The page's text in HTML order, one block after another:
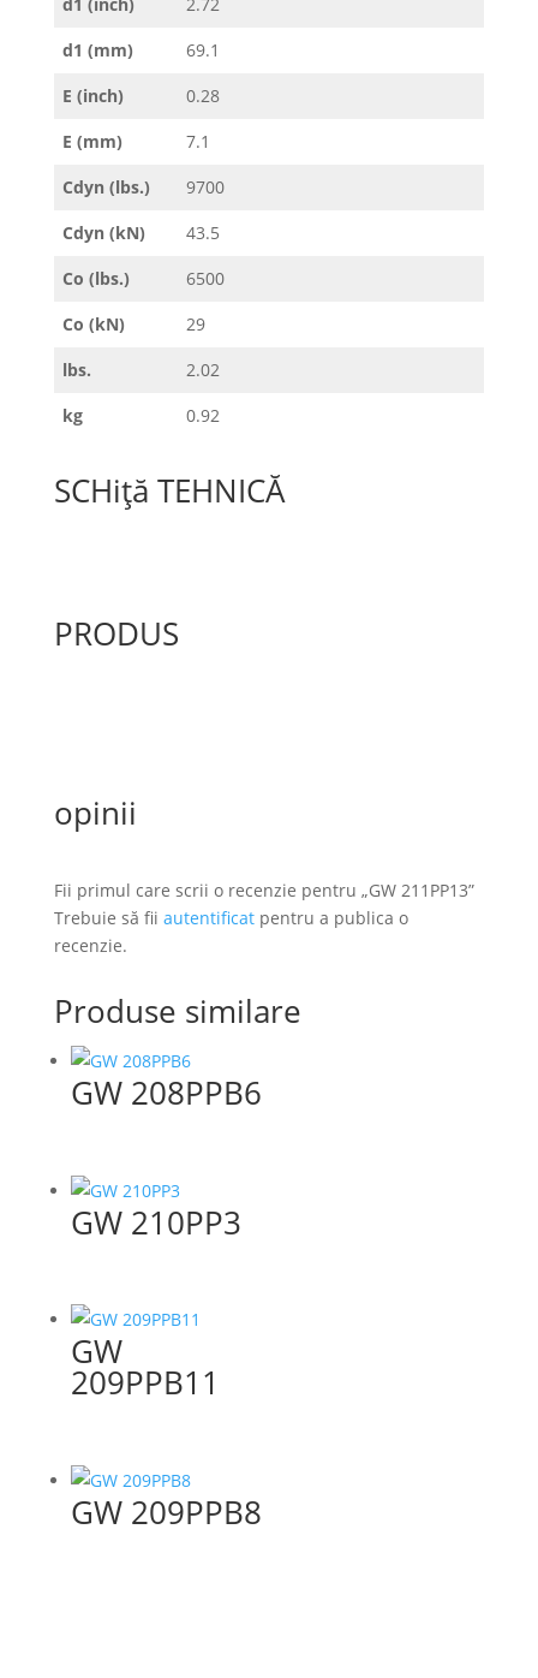
d1 (mm)
69.1
E (inch)
0.28
E (mm)
7.1
Cdyn (lbs.)
9700
Cdyn (kN)
43.5
Co (lbs.)
6500
Co (kN)
29
lbs.
2.02
kg
0.92
SCHiță TEHNICĂ
PRODUS
opinii
Fii primul care scrii o recenzie pentru „GW 211PP13”
Trebuie să fii autentificatpentru a publica o
recenzie.
Produse similare
GW 208PPB6
GW 210PP3
GW
209PPB11
GW 209PPB8